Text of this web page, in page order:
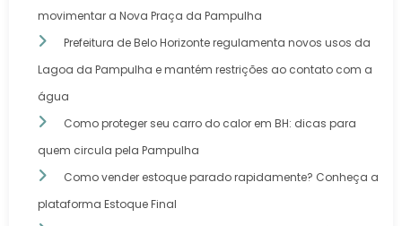
movimentar a Nova Praça da Pampulha
Prefeitura de Belo Horizonte regulamenta novos usos da
Lagoa da Pampulha e mantém restrições ao contato com a
água
Como proteger seu carro do calor em BH: dicas para
quem circula pela Pampulha
Como vender estoque parado rapidamente? Conheça a
plataforma Estoque Final